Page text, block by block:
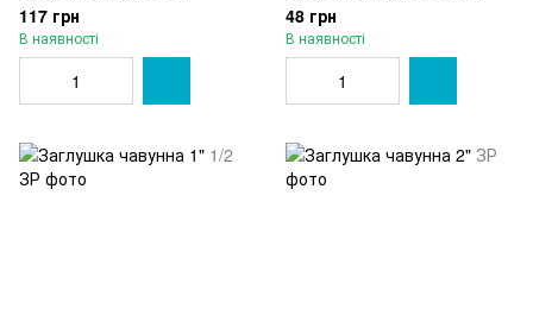
117 грн
В наявності
48 грн
В наявності